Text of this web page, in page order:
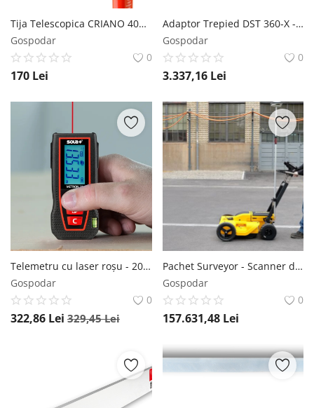
Tija Telescopica CRIANO 400cm Extensibila pt. Fixare Lasere si alte Unelte - CNO-SL400E
Gospodar
0
170 Lei
Adaptor Trepied DST 360-X - Leica-946095
Gospodar
0
3.337,16 Lei
Telemetru cu laser roșu - 20m, METRON 20 - Sola-71024501
Gospodar
0
322,86 Lei 329,45Lei
Pachet Surveyor - Scanner de detectie utilitati subterane / Georadar (GPR), Leica DS2000 + tableta CT1000 + suport antena GNSS
Gospodar
0
157.631,48 Lei